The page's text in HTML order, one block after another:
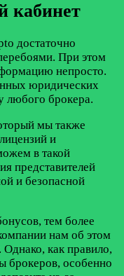
кабинет
достаточно
При этом
непросто.
юридических
любого брокера.
мы также
и
в такой
представителей
и безопасной
тем более
нам об этом
как правило,
брокеров, особенно